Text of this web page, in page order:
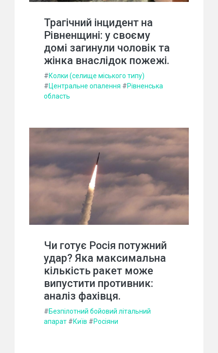
Трагічний інцидент на
Рівненщині: у своєму
домі загинули чоловік та
жінка внаслідок пожежі.
#Колки (селище міського типу)
#Центральне опалення #Рівненська
область
Чи готує Росія потужний
удар? Яка максимальна
кількість ракет може
випустити противник:
аналіз фахівця.
#Безпілотний бойовий літальний
апарат #Київ #Росіяни